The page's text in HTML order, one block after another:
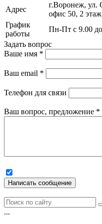
Адрес
г.Воронеж, ул.
офис 50, 2 этаж
График
работы
Пн-Пт с 9.00
Задать вопрос
Ваше имя *
Ваш email *
Телефон для связи
Ваш вопрос, предложение *
Написать сообщение
...